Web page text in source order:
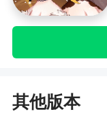
其他版本